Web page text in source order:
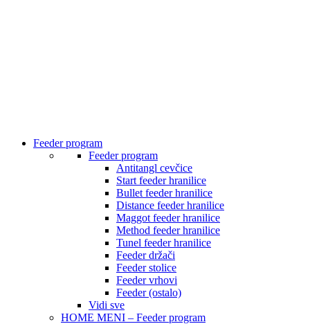
Feeder program
Feeder program
Antitangl cevčice
Start feeder hranilice
Bullet feeder hranilice
Distance feeder hranilice
Maggot feeder hranilice
Method feeder hranilice
Tunel feeder hranilice
Feeder držači
Feeder stolice
Feeder vrhovi
Feeder (ostalo)
Vidi sve
HOME MENI – Feeder program